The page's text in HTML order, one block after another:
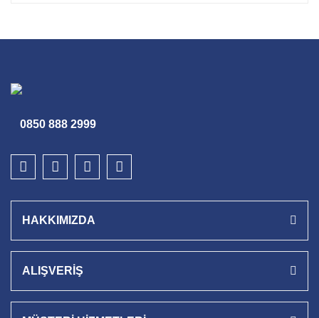
0850 888 2999
HAKKIMIZDA
ALIŞVERİŞ